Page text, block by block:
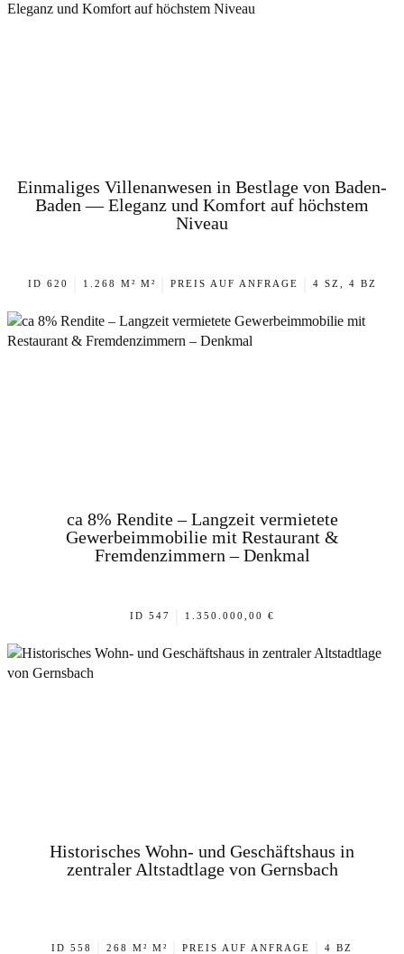
Einmaliges Villenanwesen in Bestlage von Baden-
Baden — Eleganz und Komfort auf höchstem
Niveau
ID 620 1.268 M² M² PREIS AUF ANFRAGE 4 SZ, 4 BZ
ca 8% Rendite – Langzeit vermietete
Gewerbeimmobilie mit Restaurant &
Fremdenzimmern – Denkmal
ID 547 1.350.000,00 €
Historisches Wohn- und Geschäftshaus in
zentraler Altstadtlage von Gernsbach
ID 558 268 M² M² PREIS AUF ANFRAGE 4 BZ